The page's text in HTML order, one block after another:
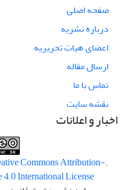
صفحه اصلی
درباره نشریه
اعضای هیات تحریریه
ارسال مقاله
تماس با ما
نقشه سایت
اخبار و اعلانات
.This work is licensed under a
Commons Attribution-
International License